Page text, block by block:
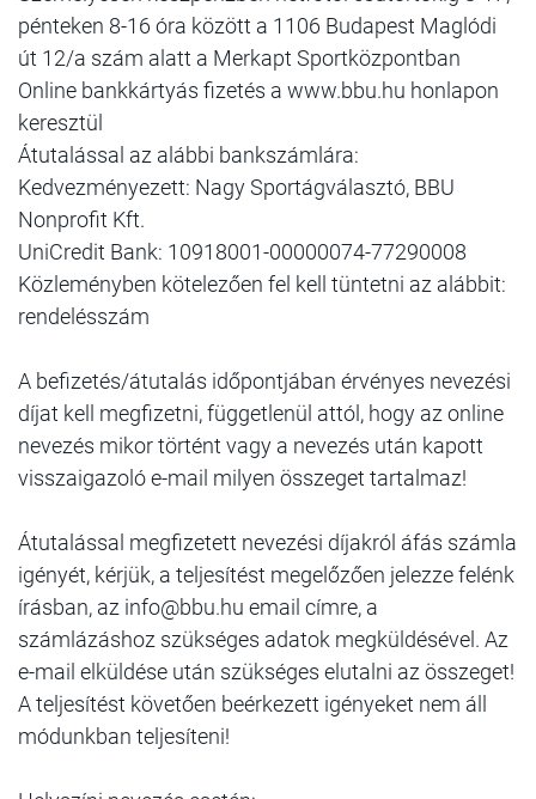
pénteken 8-16 óra között a 1106 Budapest Maglódi
út 12/a szám alatt a Merkapt Sportközpontban
Online bankkártyás fizetés a www.bbu.hu honlapon
keresztül
Átutalással az alábbi bankszámlára:
Kedvezményezett: Nagy Sportágválasztó, BBU
Nonprofit Kft.
UniCredit Bank: 10918001-00000074-77290008
Közleményben kötelezően fel kell tüntetni az alábbit:
rendelésszám
A befizetés/átutalás időpontjában érvényes nevezési
díjat kell megfizetni, függetlenül attól, hogy az online
nevezés mikor történt vagy a nevezés után kapott
visszaigazoló e-mail milyen összeget tartalmaz!
Átutalással megfizetett nevezési díjakról áfás számla
igényét, kérjük, a teljesítést megelőzően jelezze felénk
írásban, az info@bbu.hu email címre, a
számlázáshoz szükséges adatok megküldésével. Az
e-mail elküldése után szükséges elutalni az összeget!
A teljesítést követően beérkezett igényeket nem áll
módunkban teljesíteni!